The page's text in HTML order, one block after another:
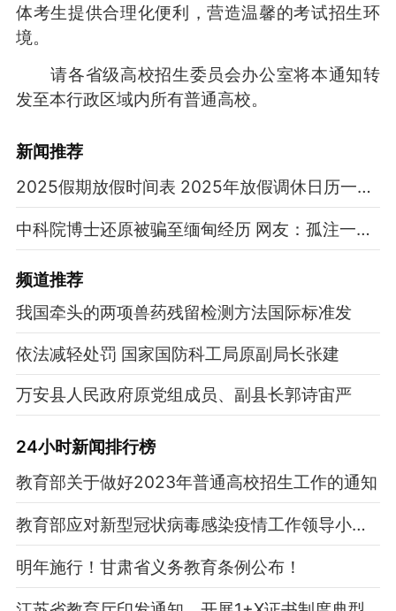
体考生提供合理化便利，营造温馨的考试招生环
境。
请各省级高校招生委员会办公室将本通知转
发至本行政区域内所有普通高校。
新闻推荐
2025假期放假时间表 2025年放假调休日历一览表
中科院博士还原被骗至缅甸经历 网友：孤注一掷现实版
频道推荐
我国牵头的两项兽药残留检测方法国际标准发
依法减轻处罚 国家国防科工局原副局长张建
万安县人民政府原党组成员、副县长郭诗宙严
24小时新闻排行榜
教育部关于做好2023年普通高校招生工作的通知
教育部应对新型冠状病毒感染疫情工作领导小组关于印发《学校新型冠状病毒感染防控工作方案》的通知
明年施行！甘肃省义务教育条例公布！